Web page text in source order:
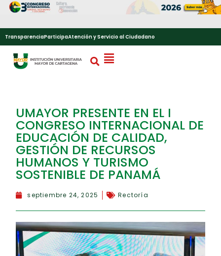
TransparenciaParticipaAtención y Servicio al Ciudadano
UMAYOR PRESENTE EN EL I
CONGRESO INTERNACIONAL DE
EDUCACIÓN DE CALIDAD,
GESTIÓN DE RECURSOS
HUMANOS Y TURISMO
SOSTENIBLE DE PANAMÁ
septiembre 24, 2025 Rectoría